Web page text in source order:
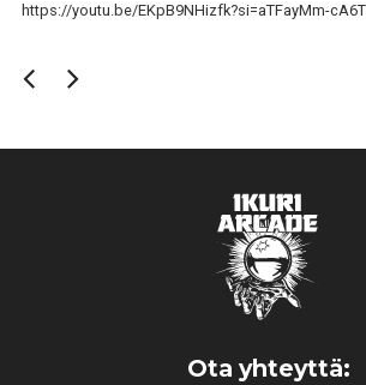
https://youtu.be/EKpB9NHizfk?si=aTFayMm-
Ota yhteyttä: